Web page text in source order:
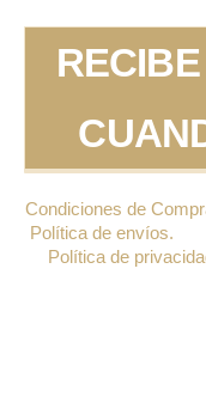
Condiciones de
Política de envíos.
Política de